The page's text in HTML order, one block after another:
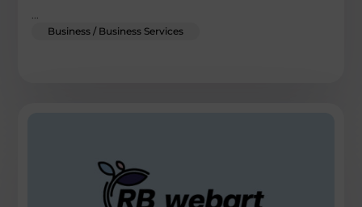
...
Business / Business Services